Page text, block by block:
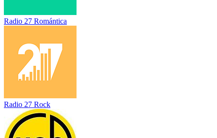
Radio 27 Romántica
Radio 27 Rock